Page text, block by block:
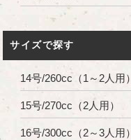
サイズで探す
14号/260cc（1～2人用）
15号/270cc（2人用）
16号/300cc（2～3人用）